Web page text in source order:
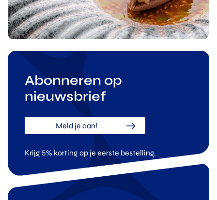
Abonneren op
nieuwsbrief
Meld je aan!
Krijg 5% korting op je eerste bestelling.